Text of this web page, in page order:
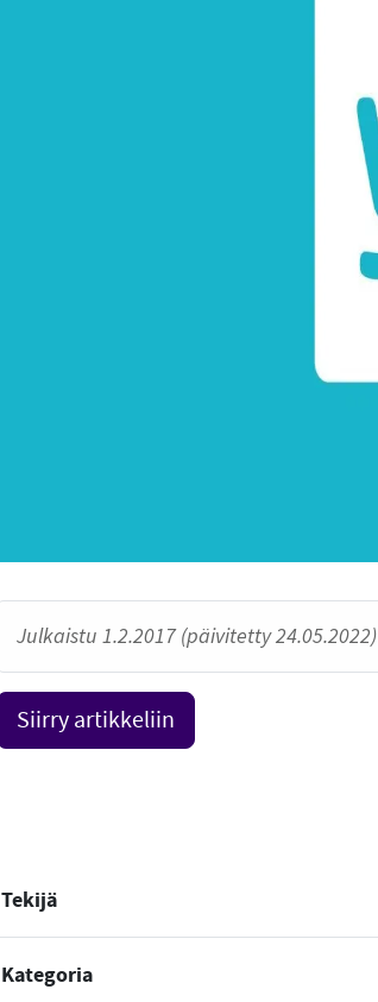
Julkaistu 1.2.2017 (päivitetty 24.05.2022)
Siirry artikkeliin
Tekijä
Kategoria